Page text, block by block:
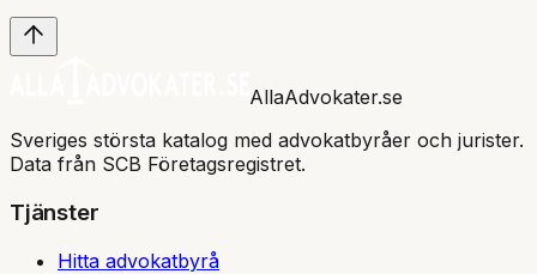
AllaAdvokater.se
Sveriges största katalog med advokatbyråer och jurister.
Data från SCB Företagsregistret.
Tjänster
Hitta advokatbyrå